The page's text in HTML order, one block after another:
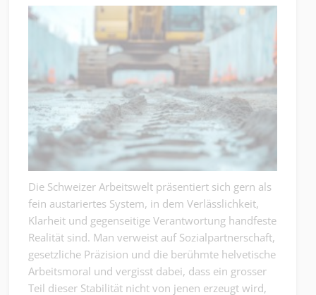
Die Schweizer Arbeitswelt präsentiert sich gern als
fein austariertes System, in dem Verlässlichkeit,
Klarheit und gegenseitige Verantwortung handfeste
Realität sind. Man verweist auf Sozialpartnerschaft,
gesetzliche Präzision und die berühmte helvetische
Arbeitsmoral und vergisst dabei, dass ein grosser
Teil dieser Stabilität nicht von jenen erzeugt wird,